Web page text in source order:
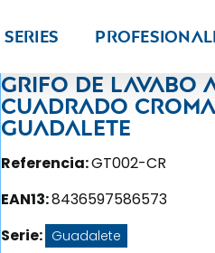
Series
Grifo de lavabo
cuadrado
Guadalete
Referencia:GT002-CR
EAN13:8436597586573
Serie: Guadalete